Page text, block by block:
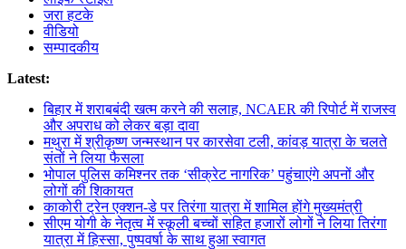
जरा हटके
वीडियो
सम्पादकीय
Latest:
बिहार में शराबबंदी खत्म करने की सलाह, NCAER की रिपोर्ट में राजस्व
और अपराध को लेकर बड़ा दावा
मथुरा में श्रीकृष्ण जन्मस्थान पर कारसेवा टली, कांवड़ यात्रा के चलते
संतों ने लिया फैसला
भोपाल पुलिस कमिश्नर तक ‘सीक्रेट नागरिक’ पहुंचाएंगे अपनों और
लोगों की शिकायत
काकोरी ट्रेन एक्शन-डे पर तिरंगा यात्रा में शामिल होंगे मुख्यमंत्री
सीएम योगी के नेतृत्व में स्कूली बच्चों सहित हजारों लोगों ने लिया तिरंगा
यात्रा में हिस्सा, पुष्पवर्षा के साथ हुआ स्वागत